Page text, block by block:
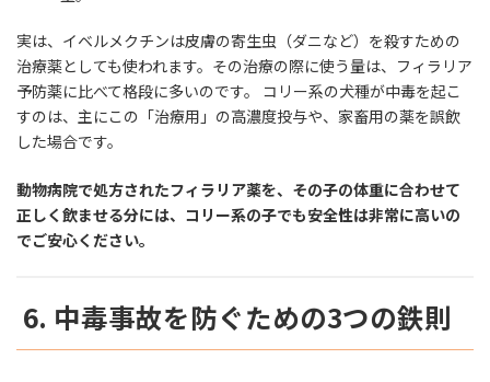
実は、イベルメクチンは皮膚の寄生虫（ダニなど）を殺すための
治療薬としても使われます。その治療の際に使う量は、フィラリア
予防薬に比べて格段に多いのです。 コリー系の犬種が中毒を起こ
すのは、主にこの「治療用」の高濃度投与や、家畜用の薬を誤飲
した場合です。
動物病院で処方されたフィラリア薬を、その子の体重に合わせて
正しく飲ませる分には、コリー系の子でも安全性は非常に高いの
でご安心ください。
6. 中毒事故を防ぐための3つの鉄則